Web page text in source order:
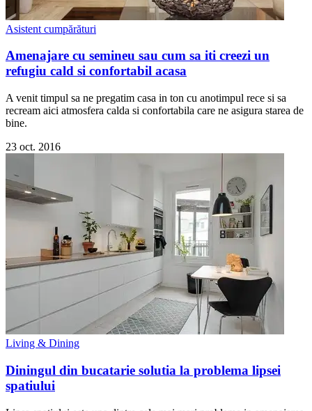
Asistent cumpărături
Amenajare cu semineu sau cum sa iti creezi un
refugiu cald si confortabil acasa
A venit timpul sa ne pregatim casa in ton cu anotimpul rece si sa
recream aici atmosfera calda si confortabila care ne asigura starea de
bine.
23 oct. 2016
Living & Dining
Diningul din bucatarie solutia la problema lipsei
spatiului